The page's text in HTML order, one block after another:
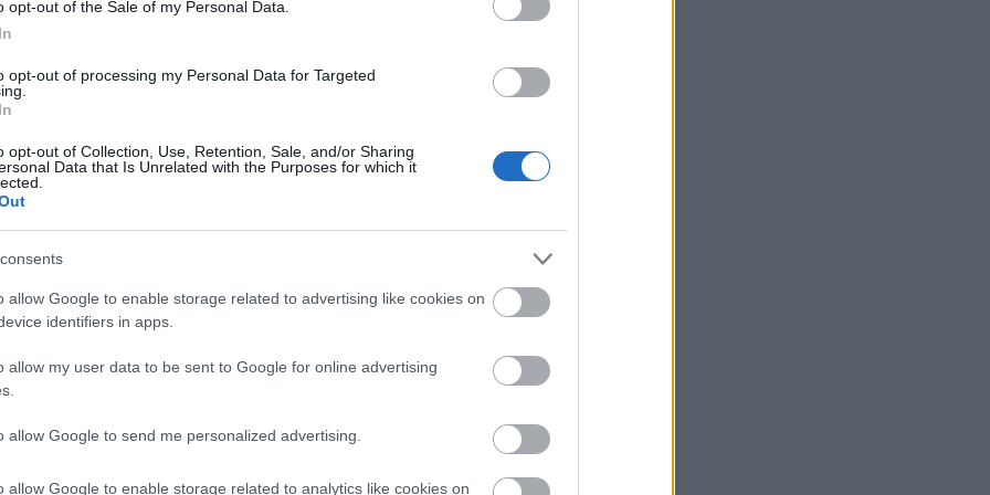
opt-out of the Sale of my Personal Data.
opt-out of processing my Personal Data for Targeted
opt-out of Collection, Use, Retention, Sale, and/or Sharing
Data that Is Unrelated with the Purposes for which it
allow Google to enable storage related to advertising like cookies on
identifiers in apps.
allow my user data to be sent to Google for online advertising
allow Google to send me personalized advertising.
allow Google to enable storage related to analytics like cookies on
ΤΩΡΑ
ζώδια είναι συνήθως κολλημένα στη μαμά τους